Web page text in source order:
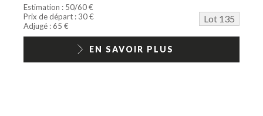
Estimation : 50/60 €
Prix de départ : 30 €
Lot 135
Adjugé : 65 €
EN SAVOIR PLUS